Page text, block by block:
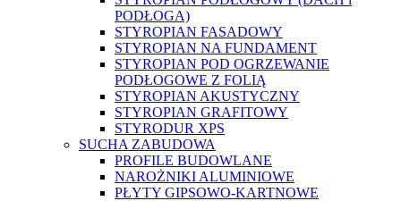
PODŁOGA)
STYROPIAN FASADOWY
STYROPIAN NA FUNDAMENT
STYROPIAN POD OGRZEWANIE
PODŁOGOWE Z FOLIĄ
STYROPIAN AKUSTYCZNY
STYROPIAN GRAFITOWY
STYRODUR XPS
SUCHA ZABUDOWA
PROFILE BUDOWLANE
NAROŻNIKI ALUMINIOWE
PŁYTY GIPSOWO-KARTNOWE